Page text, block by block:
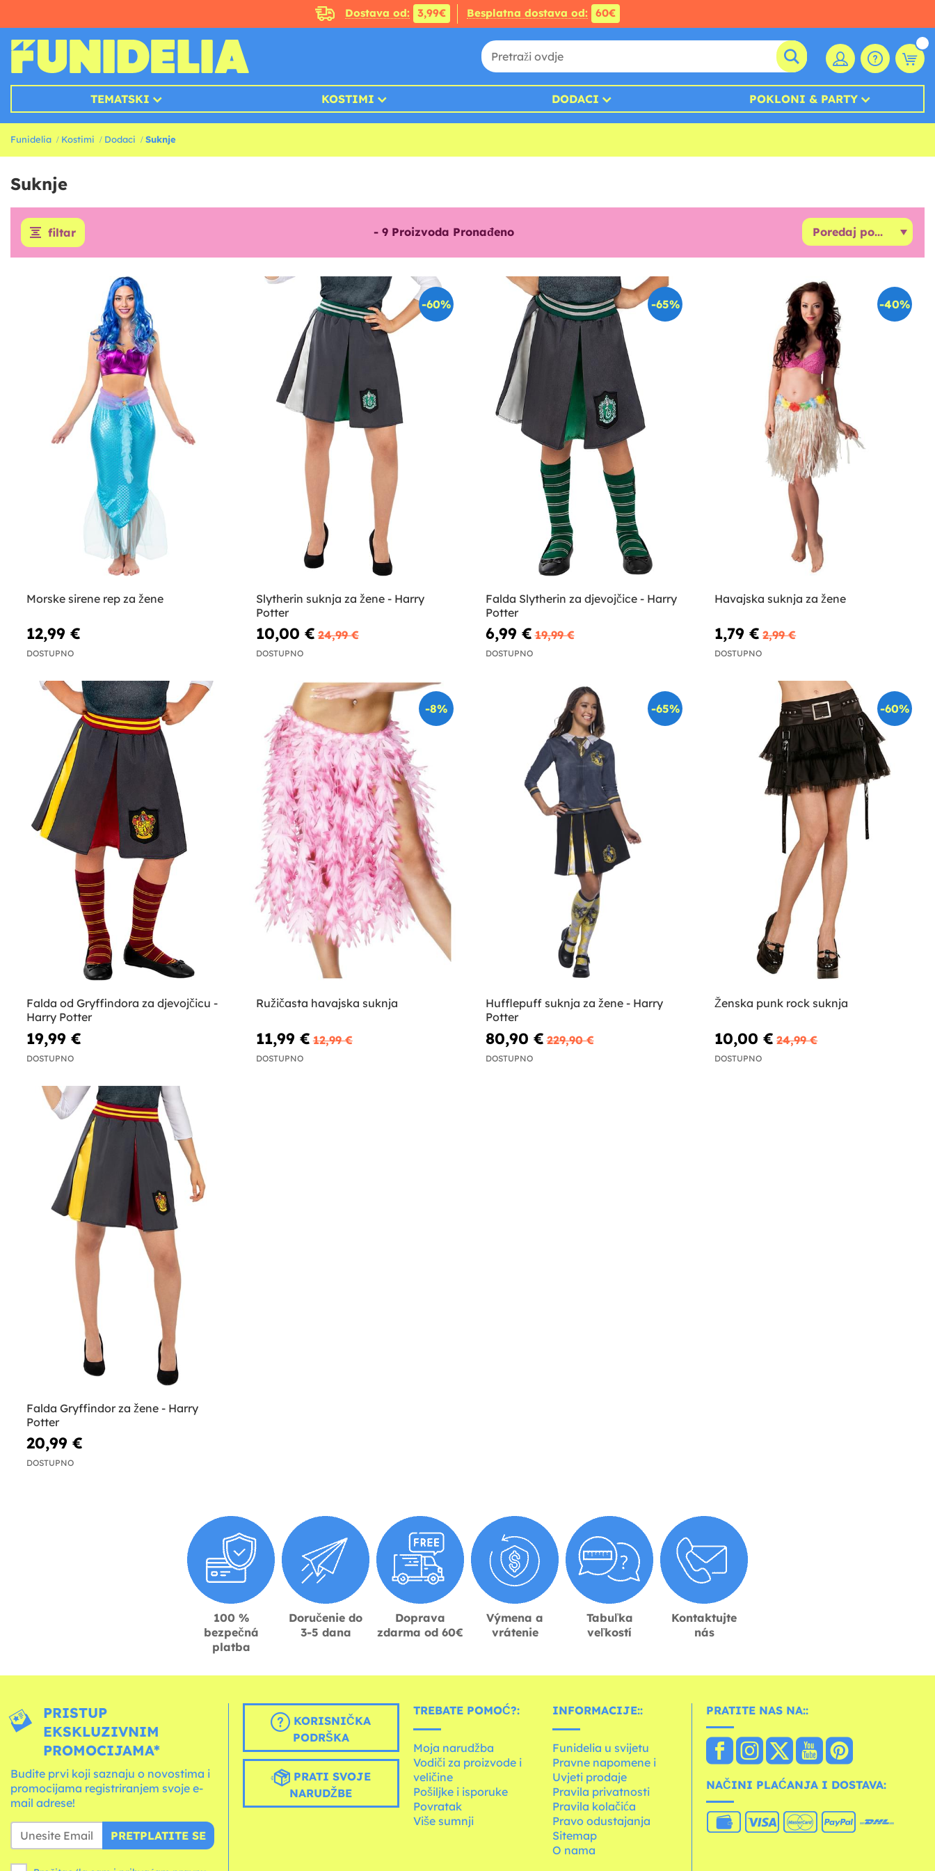
Dostava od: 3,99€ Besplatna dostava od: 60€
TEMATSKI KOSTIMI DODACI POKLONI & PARTY
Funidelia Kostimi Dodaci Suknje
Suknje
filtar - 9Proizvoda Pronađeno
Morske sirene rep za žene
12,99 €
DOSTUPNO
-60%
Slytherin suknja za žene - Harry
Potter
10,00 € 24,99 €
DOSTUPNO
-65%
Falda Slytherin za djevojčice - Harry
Potter
6,99 € 19,99 €
DOSTUPNO
-40%
Havajska suknja za žene
1,79 € 2,99 €
DOSTUPNO
Falda od Gryffindora za djevojčicu -
Harry Potter
19,99 €
DOSTUPNO
-8%
Ružičasta havajska suknja
11,99 € 12,99 €
DOSTUPNO
-65%
Hufflepuff suknja za žene - Harry
Potter
80,90 € 229,90 €
DOSTUPNO
-60%
Ženska punk rock suknja
10,00 € 24,99 €
DOSTUPNO
Falda Gryffindor za žene - Harry
Potter
20,99 €
DOSTUPNO
100 %
bezpečná
platba
Doručenie do
3-5 dana
Doprava
zdarma od 60€
Výmena a
vrátenie
Tabuľka
veľkostí
Kontaktujte
nás
PRISTUP
EKSKLUZIVNIM
PROMOCIJAMA*
Budite prvi koji saznaju o novostima i
promocijama registriranjem svoje e-
mail adrese!
PRETPLATITE SE
KORISNIČKA
PODRŠKA
PRATI SVOJE
NARUDŽBE
TREBATE POMOĆ?:
Moja narudžba
Vodiči za proizvode i
veličine
Pošiljke i isporuke
Povratak
Više sumnji
INFORMACIJE::
Funidelia u svijetu
Pravne napomene i
Uvjeti prodaje
Pravila privatnosti
Pravila kolačića
Pravo odustajanja
Sitemap
O nama
PRATITE NAS NA::
NAČINI PLAĆANJA I DOSTAVA: